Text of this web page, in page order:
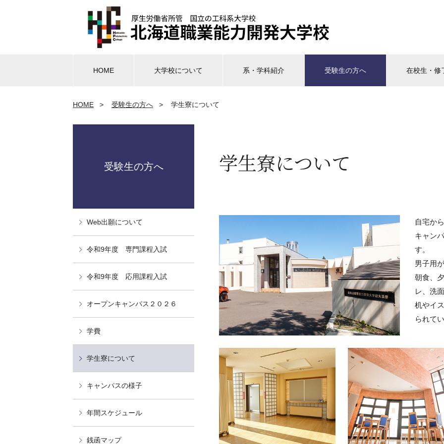
HOME 大学校について 系・学科紹介 受験生の方へ 在校生・修
HOME > 受験生の方へ > 学生寮について
学生寮について
自宅か
キャン
す。
男子用
朝食、
レ、洗
机やイ
られて
受験生の方へ
Web出願について
令和9年度 専門課程入試
令和9年度 応用課程入試
オープンキャンパス２０２６
学費
学生寮について
キャンパスの様子
年間スケジュール
銭函マップ